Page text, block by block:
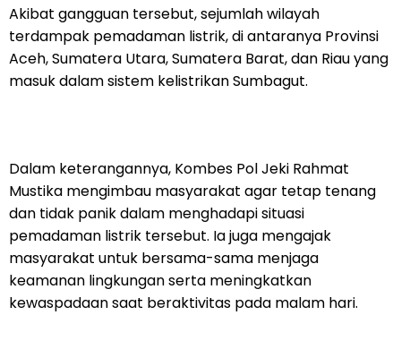
Akibat gangguan tersebut, sejumlah wilayah
terdampak pemadaman listrik, di antaranya Provinsi
Aceh, Sumatera Utara, Sumatera Barat, dan Riau yang
masuk dalam sistem kelistrikan Sumbagut.
Dalam keterangannya, Kombes Pol Jeki Rahmat
Mustika mengimbau masyarakat agar tetap tenang
dan tidak panik dalam menghadapi situasi
pemadaman listrik tersebut. Ia juga mengajak
masyarakat untuk bersama-sama menjaga
keamanan lingkungan serta meningkatkan
kewaspadaan saat beraktivitas pada malam hari.